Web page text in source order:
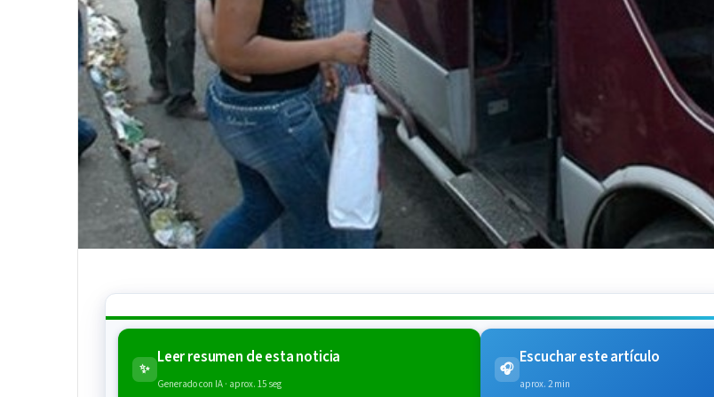
✨
Leer resumen de esta noticia
Generado con IA · aprox. 15 seg
🎧
Escuchar este artículo
aprox. 2 min